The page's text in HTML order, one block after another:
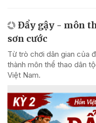
Đẩy gậy - môn
sơn cước
Từ trò chơi dân gian của
thành môn thể thao dân
Việt Nam.